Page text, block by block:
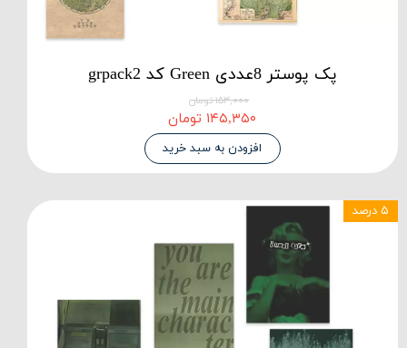
پک پوستر 8عددی Green کد grpack2
۱۵۳,۰۰۰ تومان
۱۴۵,۳۵۰ تومان
افزودن به سبد خرید
۵ درصد